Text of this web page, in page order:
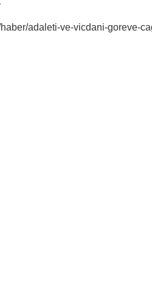
adaleti-ve-vicdani-goreve-